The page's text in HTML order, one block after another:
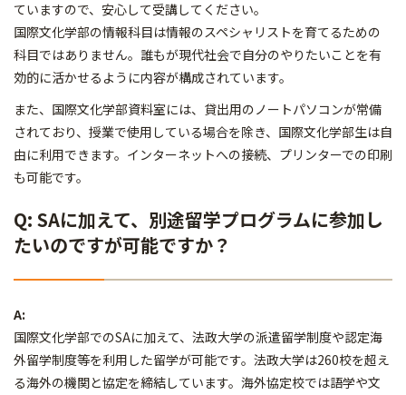
ていますので、安心して受講してください。
国際文化学部の情報科目は情報のスペシャリストを育てるための
科目ではありません。誰もが現代社会で自分のやりたいことを有
効的に活かせるように内容が構成されています。
また、国際文化学部資料室には、貸出用のノートパソコンが常備
されており、授業で使用している場合を除き、国際文化学部生は自
由に利用できます。インターネットへの接続、プリンターでの印刷
も可能です。
Q: SAに加えて、別途留学プログラムに参加し
たいのですが可能ですか？
A:
国際文化学部でのSAに加えて、法政大学の派遣留学制度や認定海
外留学制度等を利用した留学が可能です。法政大学は260校を超え
る海外の機関と協定を締結しています。海外協定校では語学や文